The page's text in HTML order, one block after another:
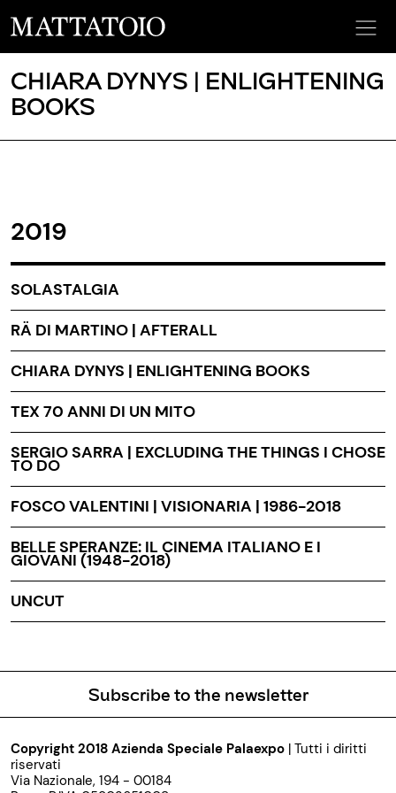
CHIARA DYNYS | ENLIGHTENING
BOOKS
2019
SOLASTALGIA
RÄ DI MARTINO | AFTERALL
CHIARA DYNYS | ENLIGHTENING BOOKS
TEX 70 ANNI DI UN MITO
SERGIO SARRA | EXCLUDING THE THINGS I CHOSE
TO DO
FOSCO VALENTINI | VISIONARIA | 1986-2018
BELLE SPERANZE: IL CINEMA ITALIANO E I
GIOVANI (1948-2018)
UNCUT
Subscribe to the newsletter
Copyright 2018 Azienda Speciale Palaexpo | Tutti i diritti
riservati
Via Nazionale, 194 - 00184